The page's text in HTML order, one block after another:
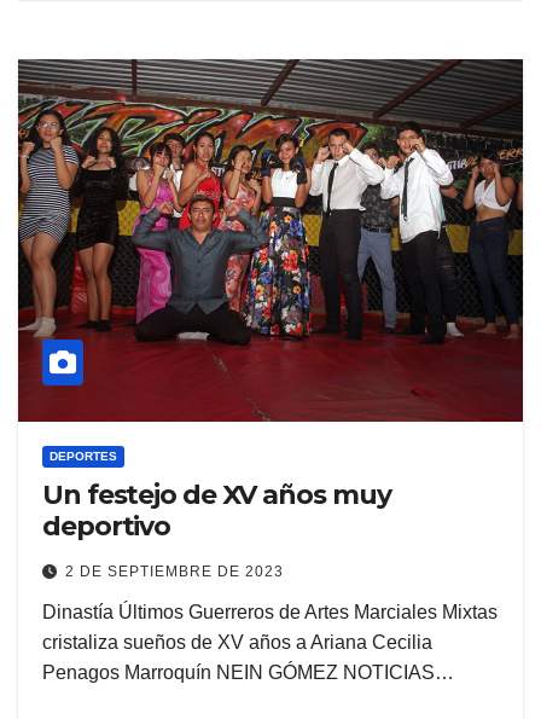
DEPORTES
Un festejo de XV años muy
deportivo
2 DE SEPTIEMBRE DE 2023
Dinastía Últimos Guerreros de Artes Marciales Mixtas
cristaliza sueños de XV años a Ariana Cecilia
Penagos Marroquín NEIN GÓMEZ NOTICIAS…